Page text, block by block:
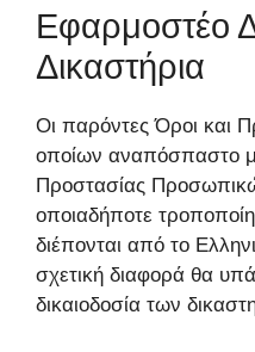
Εφαρμοστέο
Δικαστήρια
Οι παρόντες Όροι και
οποίων αναπόσπαστο
Προστασίας
οποιαδήποτε
διέπονται από το
σχετική διαφορά θα
δικαιοδοσία των